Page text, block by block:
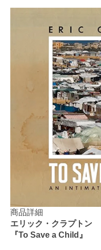
商品詳細
エリック・クラプトン
『To Save a Child』